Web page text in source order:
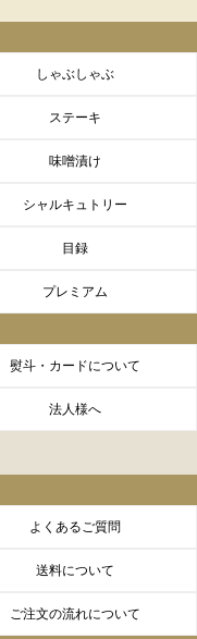
しゃぶしゃぶ
ステーキ
味噌漬け
シャルキュトリー
目録
プレミアム
熨斗・カードについて
法人様へ
よくあるご質問
送料について
ご注文の流れについて